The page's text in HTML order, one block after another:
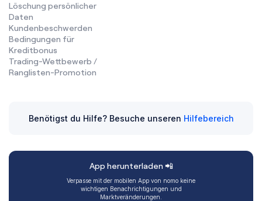
Löschung persönlicher
Daten
Kundenbeschwerden
Bedingungen für
Kreditbonus
Trading-Wettbewerb /
Ranglisten-Promotion
Benötigst du Hilfe? Besuche unseren Hilfebereich
App herunterladen 📲
Verpasse mit der mobilen App von nomo keine
wichtigen Benachrichtigungen und
Marktveränderungen.